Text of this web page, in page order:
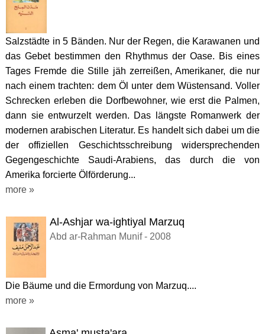
Salzstädte in 5 Bänden. Nur der Regen, die Karawanen und
das Gebet bestimmen den Rhythmus der Oase. Bis eines
Tages Fremde die Stille jäh zerreißen, Amerikaner, die nur
nach einem trachten: dem Öl unter dem Wüstensand. Voller
Schrecken erleben die Dorfbewohner, wie erst die Palmen,
dann sie entwurzelt werden. Das längste Romanwerk der
modernen arabischen Literatur. Es handelt sich dabei um die
der offiziellen Geschichtsschreibung widersprechenden
Gegengeschichte Saudi-Arabiens, das durch die von
Amerika forcierte Ölförderung...
more »
Al-Ashjar wa-ightiyal Marzuq
Abd ar-Rahman Munif - 2008
Die Bäume und die Ermordung von Marzuq....
more »